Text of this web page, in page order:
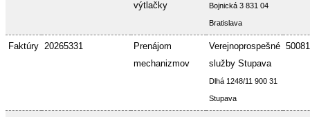
výtlačky
Bojnická 3 831 04
Bratislava
Faktúry 20265331
Prenájom
mechanizmov
Verejnoprospešné
služby Stupava
Dlhá 1248/11 900 31
Stupava